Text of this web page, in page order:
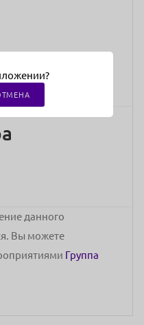
д. 8 корп.1
данного
Вы можете
Группа